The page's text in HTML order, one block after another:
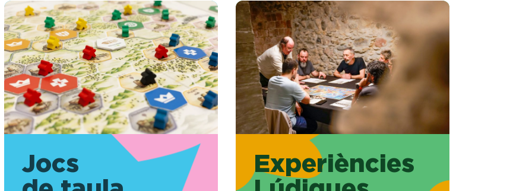
Jocs
Experiències